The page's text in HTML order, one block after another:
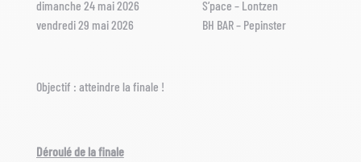
dimanche 24 mai 2026
S’pace – Lontzen
vendredi 29 mai 2026
BH BAR – Pepinster
Objectif : atteindre la finale !
Déroulé de la finale